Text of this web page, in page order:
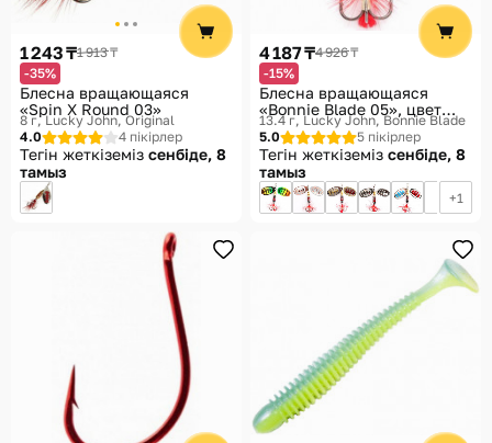
1 243 ₸1 913 ₸
-35%
Блесна вращающаяся
«Spin X Round 03»
8 г Lucky John, Original
4.0
4 пікірлер
Тегін жеткіземіз сенбіде, 8
тамыз
4 187 ₸4 926 ₸
-15%
Блесна вращающаяся
«Bonnie Blade 05», цвет
006
13.4 г Lucky John, Bonnie Blade
5.0
5 пікірлер
Тегін жеткіземіз сенбіде, 8
тамыз
1